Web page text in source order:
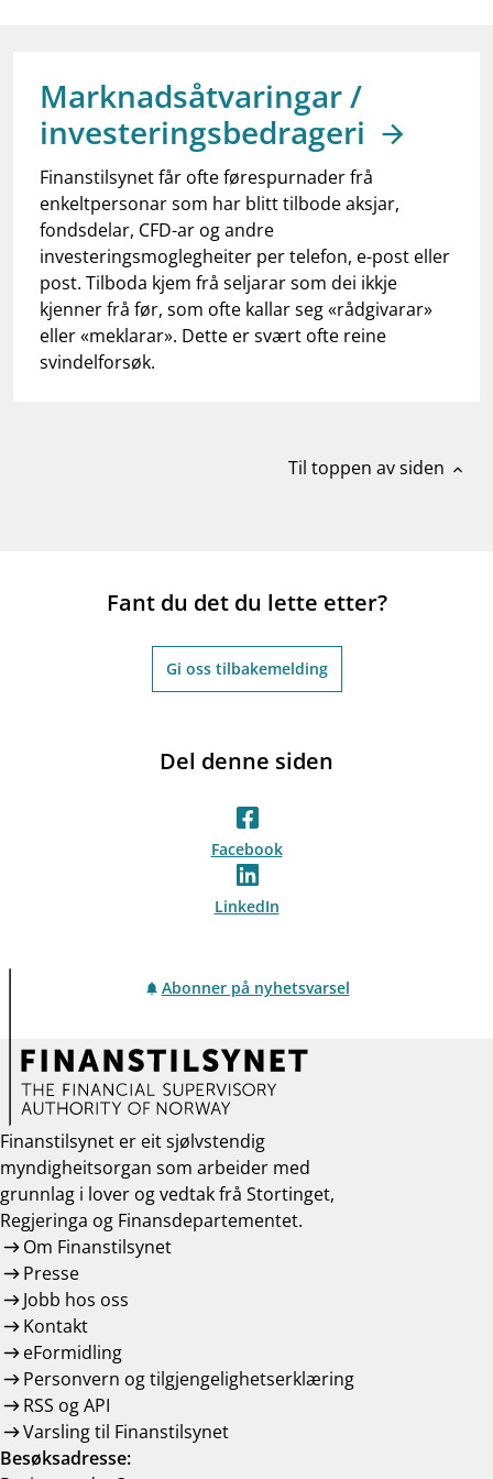
notifications_noneAbonner på nyhetsvarsel
Marknadsåtvaringar /
investeringsbedrageri
Finanstilsynet får ofte førespurnader frå
enkeltpersonar som har blitt tilbode aksjar,
fondsdelar, CFD-ar og andre
investeringsmoglegheiter per telefon, e-post eller
post. Tilboda kjem frå seljarar som dei ikkje
kjenner frå før, som ofte kallar seg «rådgivarar»
eller «meklarar». Dette er svært ofte reine
svindelforsøk.
Til toppen av siden expand_less
Fant du det du lette etter?
Gi oss tilbakemelding
Del denne siden
Facebook
LinkedIn
Abonner på nyhetsvarsel
Finanstilsynet er eit sjølvstendig
myndigheitsorgan som arbeider med
grunnlag i lover og vedtak frå Stortinget,
Regjeringa og Finansdepartementet.
Om Finanstilsynet
Presse
Jobb hos oss
Kontakt
eFormidling
Personvern og tilgjengelighetserklæring
RSS og API
Varsling til Finanstilsynet
Besøksadresse: